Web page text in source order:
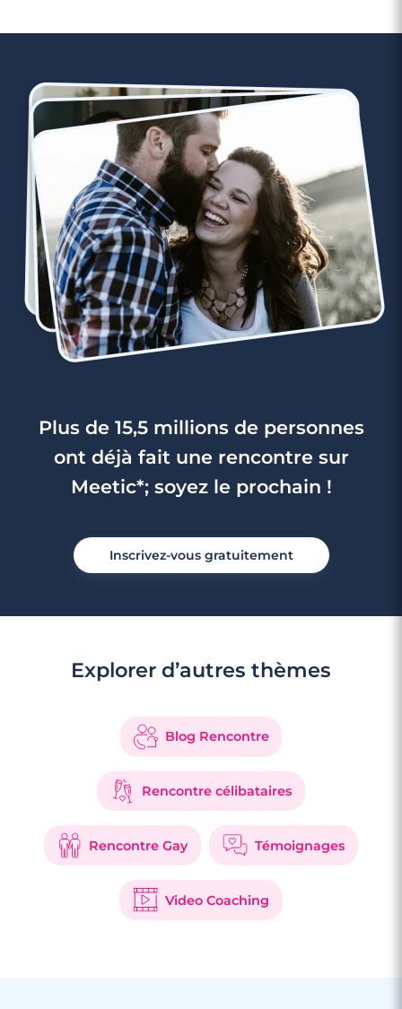
Plus de 15,5 millions de personnes
ont déjà fait une rencontre sur
Meetic*; soyez le prochain !
Inscrivez-vous gratuitement
Explorer d’autres thèmes
Blog Rencontre
Rencontre célibataires
Rencontre Gay Témoignages
Video Coaching